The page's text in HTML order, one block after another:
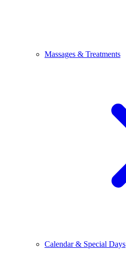
Massages & Treatments
Calendar & Special Days